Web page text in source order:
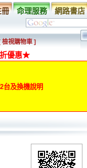
命理服務 網路書店
檢視購物車 ]
優惠★
台及換機說明